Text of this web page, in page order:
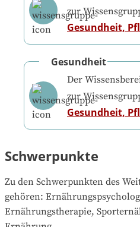
zur
Gesundheit,
Gesundheit
Der
zur
Gesundheit,
Schwerpunkte
Zu den Schwerpunkten des
gehören:
Ernährungstherapie,